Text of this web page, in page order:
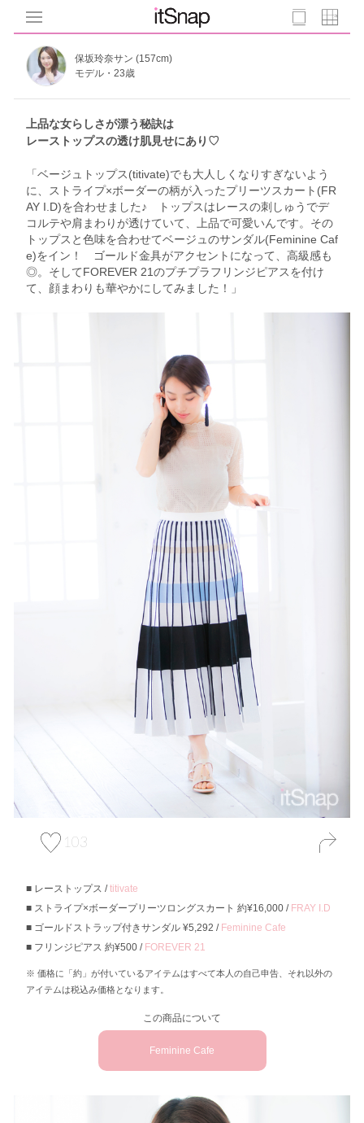
保坂玲奈サン (157cm)
モデル・23歳
上品な女らしさが漂う秘訣は
レーストップスの透け肌見せにあり♡
「ベージュトップス(titivate)でも大人しくなりすぎないよう
に、ストライプ×ボーダーの柄が入ったプリーツスカート(FR
AY I.D)を合わせました♪ トップスはレースの刺しゅうでデ
コルテや肩まわりが透けていて、上品で可愛いんです。その
トップスと色味を合わせてベージュのサンダル(Feminine Caf
e)をイン！ ゴールド金具がアクセントになって、高級感も
◎。そしてFOREVER 21のプチプラフリンジピアスを付け
て、顔まわりも華やかにしてみました！」
103
レーストップス /titivate
ストライプ×ボーダープリーツロングスカート 約¥16,000 / FRAY I.D
ゴールドストラップ付きサンダル ¥5,292 / Feminine Cafe
フリンジピアス 約¥500 / FOREVER 21
価格に「約」が付いているアイテムはすべて本人の自己申告、それ以外の
アイテムは税込み価格となります。
この商品について
Feminine Cafe